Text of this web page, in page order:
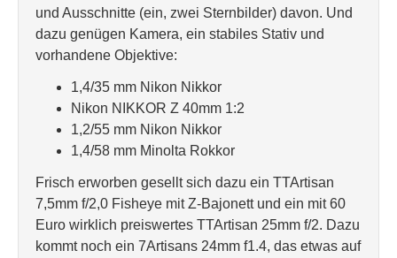
und Ausschnitte (ein, zwei Sternbilder) davon. Und
dazu genügen Kamera, ein stabiles Stativ und
vorhandene Objektive:
1,4/35 mm Nikon Nikkor
Nikon NIKKOR Z 40mm 1:2
1,2/55 mm Nikon Nikkor
1,4/58 mm Minolta Rokkor
Frisch erworben gesellt sich dazu ein TTArtisan
7,5mm f/2,0 Fisheye mit Z-Bajonett und ein mit 60
Euro wirklich preiswertes TTArtisan 25mm f/2. Dazu
kommt noch ein 7Artisans 24mm f1.4, das etwas auf